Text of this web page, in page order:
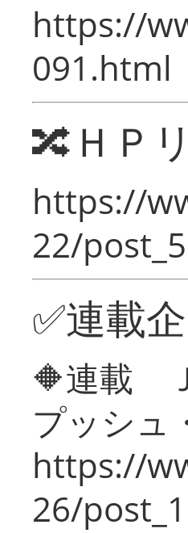
https://
091.html
🔀ＨＰ
https://
22/
✅連載
🔶連載
プッシュ
https://
26/